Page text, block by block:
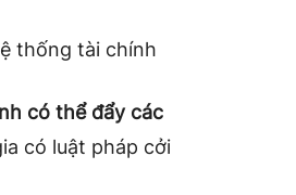
thống tài chính
có thể đẩy các
có luật pháp cởi